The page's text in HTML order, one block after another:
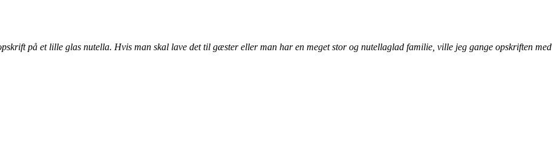
på et lille glas nutella. Hvis man skal lave det til gæster eller man har en meget stor og nutellaglad familie, ville jeg gange opskriften med